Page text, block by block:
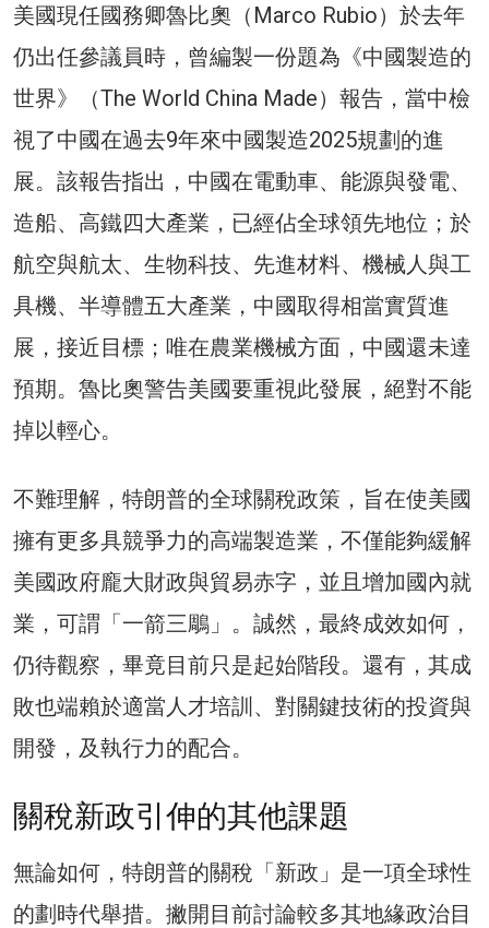
美國現任國務卿魯比奧（Marco Rubio）於去年
仍出任參議員時，曾編製一份題為《中國製造的
世界》（The World China Made）報告，當中檢
視了中國在過去9年來中國製造2025規劃的進
展。該報告指出，中國在電動車、能源與發電、
造船、高鐵四大產業，已經佔全球領先地位；於
航空與航太、生物科技、先進材料、機械人與工
具機、半導體五大產業，中國取得相當實質進
展，接近目標；唯在農業機械方面，中國還未達
預期。魯比奧警告美國要重視此發展，絕對不能
掉以輕心。
不難理解，特朗普的全球關稅政策，旨在使美國
擁有更多具競爭力的高端製造業，不僅能夠緩解
美國政府龐大財政與貿易赤字，並且增加國內就
業，可謂「一箭三鵰」。誠然，最終成效如何，
仍待觀察，畢竟目前只是起始階段。還有，其成
敗也端賴於適當人才培訓、對關鍵技術的投資與
開發，及執行力的配合。
關稅新政引伸的其他課題
無論如何，特朗普的關稅「新政」是一項全球性
的劃時代舉措。撇開目前討論較多其地緣政治目